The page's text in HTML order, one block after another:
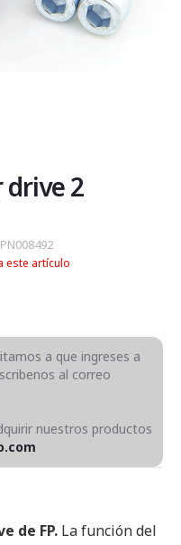
2
PN008492
este artículo
a que ingreses a
al correo
nuestros productos
de FP. La función del